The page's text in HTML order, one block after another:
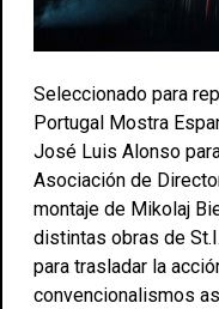
Seleccionado para
Portugal Mostra
José Luis Alonso
Asociación de
montaje de Mikolaj
distintas obras de
para trasladar la
convencionalismos